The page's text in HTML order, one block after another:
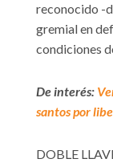
reconocido -
gremial en
condiciones
De interés:
santos por
DOBLE